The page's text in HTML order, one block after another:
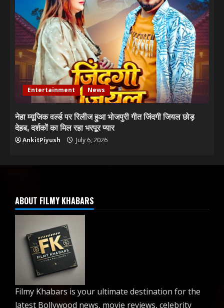
Entertainment News
नेहा म्यूजिक वर्ल्ड पर रिलीज हुआ भोजपुरी गीत जिंदगी जियल छोड़
देहब, दर्शकों का मिल रहा भरपूर प्यार
AnkitPiyush July 6, 2026
ABOUT FILMY KHABARS
Filmy Khabars is your ultimate destination for the
latest Bollywood news, movie reviews, celebrity